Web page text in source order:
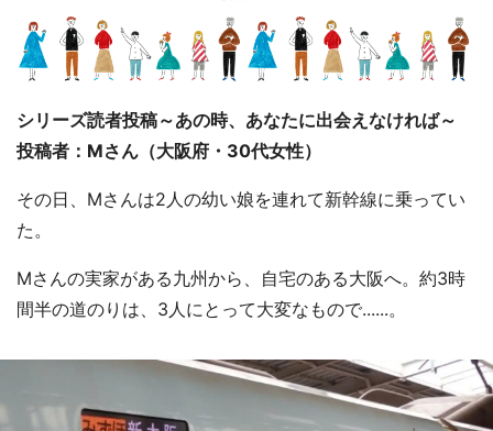
シリーズ読者投稿～あの時、あなたに出会えなければ～
投稿者：Mさん（大阪府・30代女性）
その日、Mさんは2人の幼い娘を連れて新幹線に乗ってい
た。
Mさんの実家がある九州から、自宅のある大阪へ。約3時
間半の道のりは、3人にとって大変なもので......。